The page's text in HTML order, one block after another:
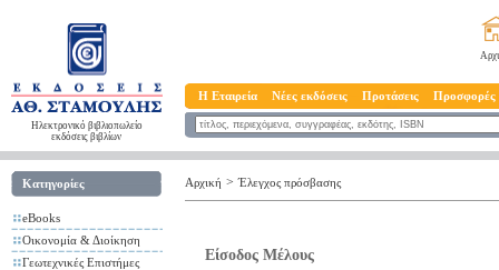
Ηλεκτρονικό βιβλιοπωλείο
εκδόσεις βιβλίων
Η Εταιρεία Νέες εκδόσεις Προτάσεις Προσφορές
Κατηγορίες
eBooks
Οικονομία & Διοίκηση
Γεωτεχνικές Επιστήμες
Αρχική > Έλεγχος πρόσβασης
Είσοδος Μέλους